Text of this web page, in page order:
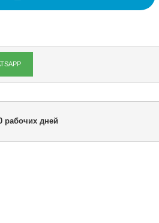
рабочих дней